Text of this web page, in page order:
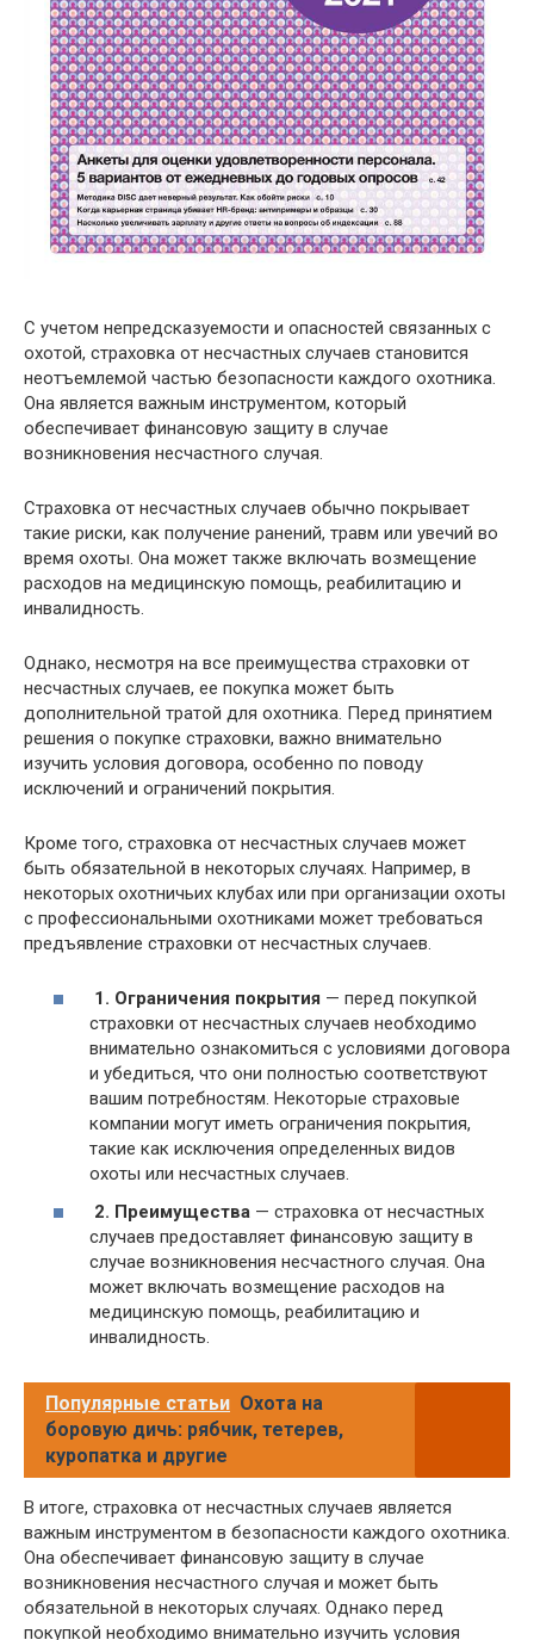
С учетом непредсказуемости и опасностей связанных с
охотой, страховка от несчастных случаев становится
неотъемлемой частью безопасности каждого охотника.
Она является важным инструментом, который
обеспечивает финансовую защиту в случае
возникновения несчастного случая.
Страховка от несчастных случаев обычно покрывает
такие риски, как получение ранений, травм или увечий во
время охоты. Она может также включать возмещение
расходов на медицинскую помощь, реабилитацию и
инвалидность.
Однако, несмотря на все преимущества страховки от
несчастных случаев, ее покупка может быть
дополнительной тратой для охотника. Перед принятием
решения о покупке страховки, важно внимательно
изучить условия договора, особенно по поводу
исключений и ограничений покрытия.
Кроме того, страховка от несчастных случаев может
быть обязательной в некоторых случаях. Например, в
некоторых охотничьих клубах или при организации охоты
с профессиональными охотниками может требоваться
предъявление страховки от несчастных случаев.
1. Ограничения покрытия — перед покупкой
страховки от несчастных случаев необходимо
внимательно ознакомиться с условиями договора
и убедиться, что они полностью соответствуют
вашим потребностям. Некоторые страховые
компании могут иметь ограничения покрытия,
такие как исключения определенных видов
охоты или несчастных случаев.
2. Преимущества — страховка от несчастных
случаев предоставляет финансовую защиту в
случае возникновения несчастного случая. Она
может включать возмещение расходов на
медицинскую помощь, реабилитацию и
инвалидность.
Популярные статьи Охота на
боровую дичь: рябчик, тетерев,
куропатка и другие
В итоге, страховка от несчастных случаев является
важным инструментом в безопасности каждого охотника.
Она обеспечивает финансовую защиту в случае
возникновения несчастного случая и может быть
обязательной в некоторых случаях. Однако перед
покупкой необходимо внимательно изучить условия